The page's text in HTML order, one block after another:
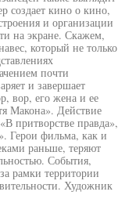
создает кино о кино,
и организации
на экране. Скажем,
который не только
почти
и завершает
вор, его жена и ее
Макона». Действие
притворстве правда»,
Герои фильма, как и
раньше, теряют
События,
рамки территории
Художник